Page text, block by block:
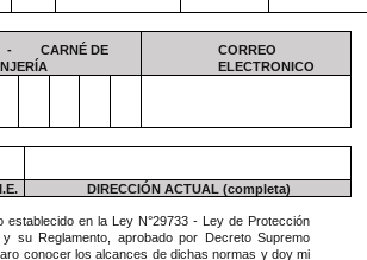
CARNÉ DE
CORREO
ELECTRONICO
DIRECCIÓN ACTUAL (completa)
establecido en la Ley N°29733 - Ley de Protección
su Reglamento, aprobado por Decreto Supremo
conocer los alcances de dichas normas y doy mi